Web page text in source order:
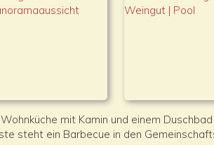
mit Kamin und einem
steht ein Barbecue in den